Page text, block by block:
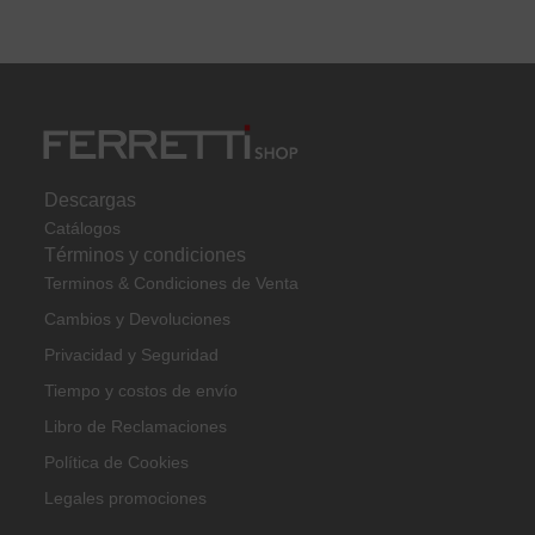
Descargas
Catálogos
Términos y condiciones
Terminos & Condiciones de Venta
Cambios y Devoluciones
Privacidad y Seguridad
Tiempo y costos de envío
Libro de Reclamaciones
Política de Cookies
Legales promociones